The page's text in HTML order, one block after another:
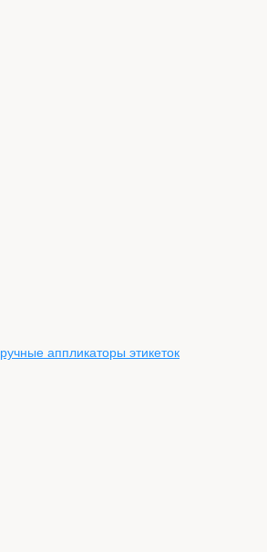
аппликаторы этикеток